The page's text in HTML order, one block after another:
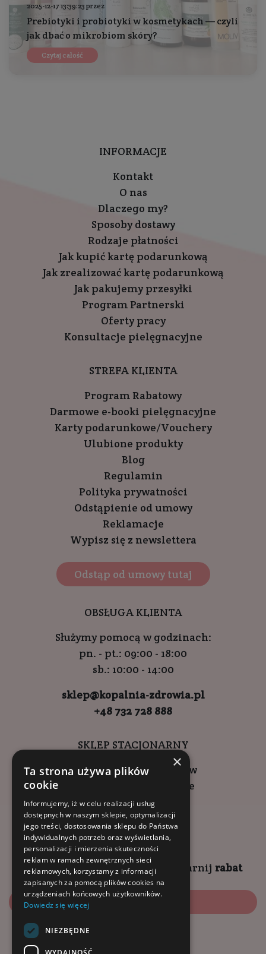
2025-12-17 13:39:23 przez
Prebiotyki i probiotyki w kosmetykach — czyli
jak dbać o mikrobiom skóry?
Czytaj całość
INFORMACJE
Kontakt
O nas
Dlaczego my?
Sposoby dostawy
Rodzaje płatności
Jak kupić kartę podarunkową
Jak zrealizować kartę podarunkową
Jak pakujemy przesyłki
Program Partnerski
Oferty pracy
Konsultacje pielęgnacyjne
STREFA KLIENTA
Program Rabatowy
Darmowe e-booki pielęgnacyjne
Karty podarunkowe/Vouchery
Ulubione produkty
Blog
Regulamin
Polityka prywatności
Odstąpienie od umowy
Reklamacje
Wypisz się z newslettera
Odstąp od umowy tutaj
OBSŁUGA KLIENTA
Służymy pomocą w godzinach:
pn. - pt.: 09:00 - 18:00
sb.: 10:00 - 14:00
sklep@kopalnia-zdrowia.pl
+48 732 728 888
SKLEP STACJONARNY
ul. Wadowicka 6, Kraków
Kompleks Buma Square
godziny otwarcia:
9:00 - 18:00 (pon-pt)
10:00 - 14:00 (sob)
Zapisz się naNEWSLETTER zgarnij rabat
Zapisz się
×
Ta strona używa plików
cookie
Informujemy, iż w celu realizacji usług
dostępnych w naszym sklepie, optymalizacji
jego treści, dostosowania sklepu do Państwa
indywidualnych potrzeb oraz wyświetlania,
personalizacji i mierzenia skuteczności
reklam w ramach zewnętrznych sieci
reklamowych, korzystamy z informacji
zapisanych za pomocą plików cookies na
urządzeniach końcowych użytkowników.
Dowiedz się więcej
NIEZBĘDNE